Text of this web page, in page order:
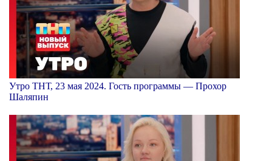
Утро ТНТ, 23 мая 2024. Гость программы — Прохор
Шаляпин